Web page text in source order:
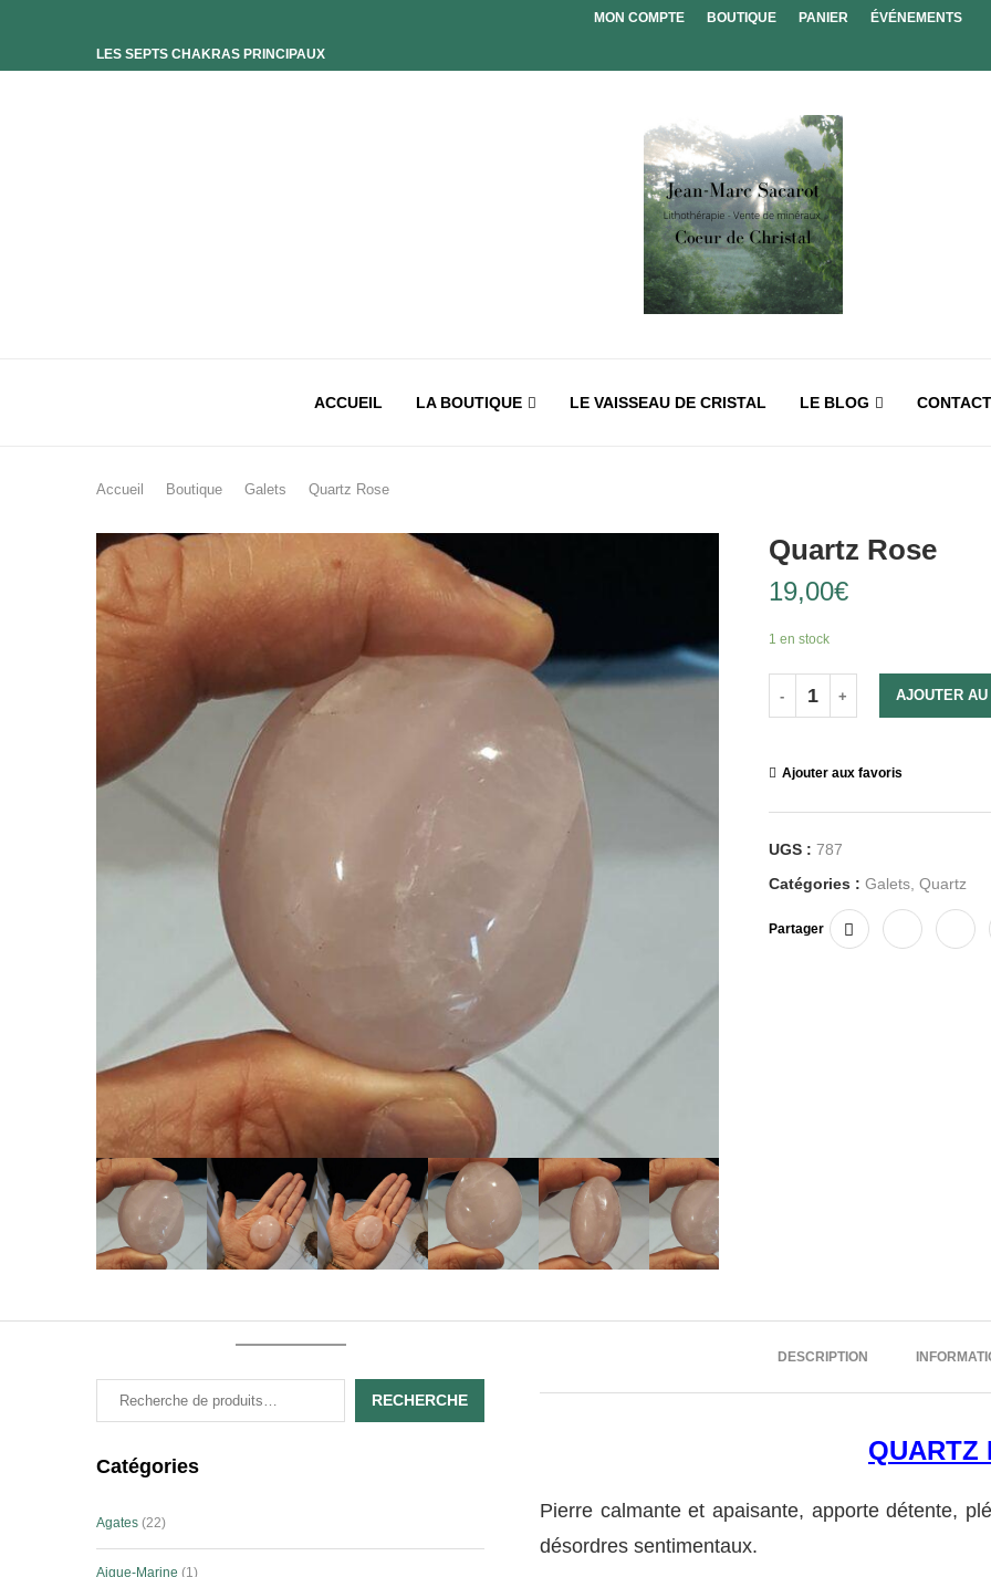
LES SEPTS CHAKRAS PRINCIPAUX
MON COMPTE BOUTIQUE PANIER ÉVÉNEMENTS
ACCUEIL LA BOUTIQUE LE VAISSEAU DE CRISTAL LE BLOG CONTACT
Accueil Boutique Galets Quartz Rose
Quartz Rose
19,00€
1 en stock
AJOUTER AU
Ajouter aux favoris
UGS : 787
Catégories : Galets, Quartz
Partager
DESCRIPTION
QUARTZ
Pierre calmante et apaisante, apporte détente,
désordres sentimentaux.
RECHERCHE
Catégories
Agates 22
Aigue-Marine 1